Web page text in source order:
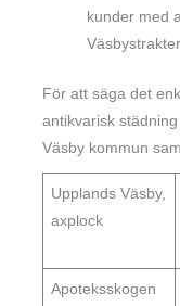
kunder med
För att säga det
antikvarisk
Väsby kommun
Upplands Väsby,
axplock
Apoteksskogen